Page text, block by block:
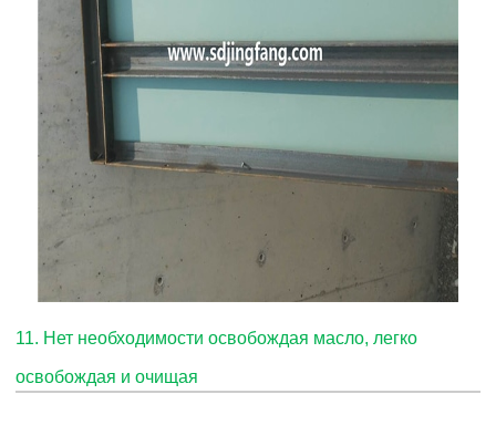
11. Нет необходимости освобождая масло, легко
освобождая и очищая